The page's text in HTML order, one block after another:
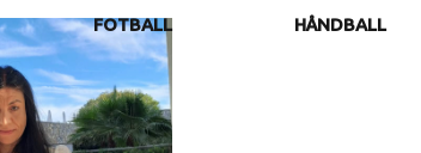
FOTBALL HÅNDBALL